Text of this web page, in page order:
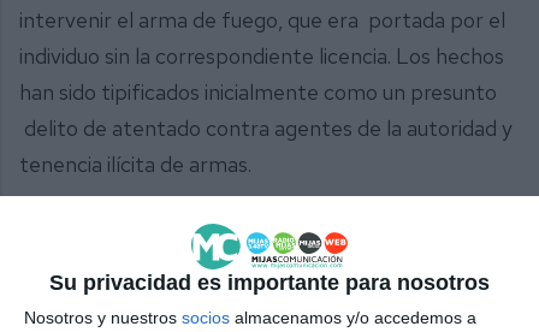
Su privacidad es importante para nosotros
Nosotros y nuestros socios almacenamos y/o accedemos a
intervenir el arma de fuego, que era portada por el
individuo sin la correspondiente licencia. Los hechos
han sido tipificados inicialmente como un presunto
delito de atentado contra agentes de la autoridad y
tenencia ilícita de armas.
Hasta el lugar se desplazaron efectivos de la
Guardia Civil, haciéndose cargo de las diligencias. Los
agentes de Policía Local instruyeron el